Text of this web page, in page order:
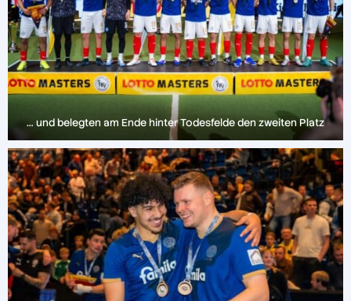
… und belegten am Ende hinter Todesfelde den zweiten Platz